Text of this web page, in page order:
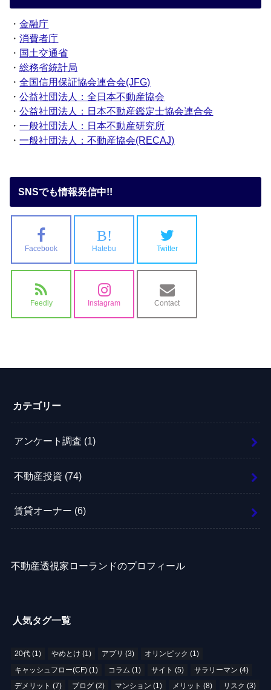
・金融庁
・消費者庁
・ 国土交通省
・総務省統計局
・全国信用保証協会連合会(JFG)
・公益社団法人：全日本不動産協会
・公益社団法人：日本不動産鑑定士協会連合会
・一般社団法人：日本不動産研究所
・一般社団法人：不動産協会(RECAJ)
SNSでも情報発信中!!
Facebook
B!
Hatebu Twitter
Feedly Instagram Contact
カテゴリー
アンケート調査 (1)
不動産投資 (74)
賃貸オーナー (6)
不動産透視家ローランドのプロフィール
人気タグ一覧
20代(1) やめとけ (1) アプリ (3) オリンピック (1)
キャッシュフロー(CF)(1) コラム (1) サイト (5) サラリーマン (4)
デメリット (7) ブログ (2) マンション (1) メリット (8) リスク (3)